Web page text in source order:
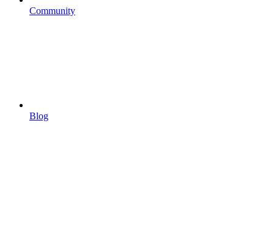
Community
Blog